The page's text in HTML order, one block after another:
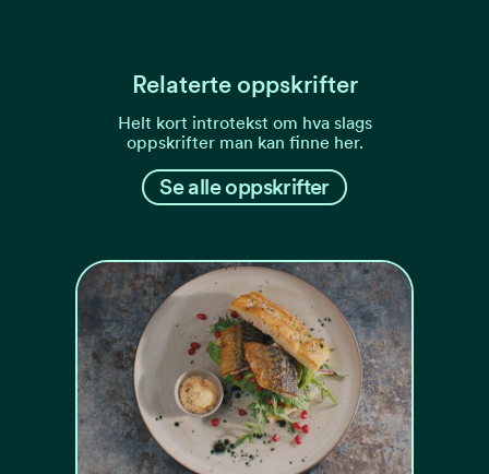
Relaterte oppskrifter
Helt kort introtekst om hva slags
oppskrifter man kan finne her.
Se alle oppskrifter